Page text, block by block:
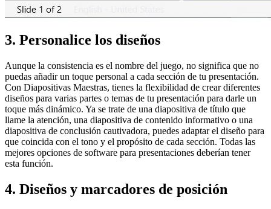
3. Personalice los diseños
Aunque la consistencia es el nombre del juego, no significa que no
puedas añadir un toque personal a cada sección de tu presentación.
Con Diapositivas Maestras, tienes la flexibilidad de crear diferentes
diseños para varias partes o temas de tu presentación para darle un
toque más dinámico. Ya se trate de una diapositiva de título que
llame la atención, una diapositiva de contenido informativo o una
diapositiva de conclusión cautivadora, puedes adaptar el diseño para
que coincida con el tono y el propósito de cada sección. Todas las
mejores opciones de software para presentaciones deberían tener
esta función.
4. Diseños y marcadores de posición